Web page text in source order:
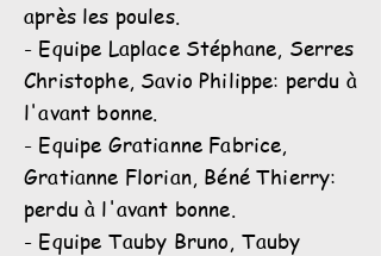
après les poules.
- Equipe Laplace Stéphane, Serres
Christophe, Savio Philippe: perdu à
l'avant bonne.
- Equipe Gratianne Fabrice,
Gratianne Florian, Béné Thierry:
perdu à l'avant bonne.
- Equipe Tauby Bruno, Tauby